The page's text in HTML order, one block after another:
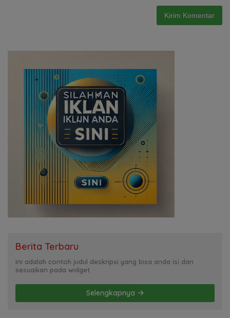
Berita Terbaru
Ini adalah contoh judul deskripsi yang bisa anda isi dan
sesuaikan pada widget
Selengkapnya